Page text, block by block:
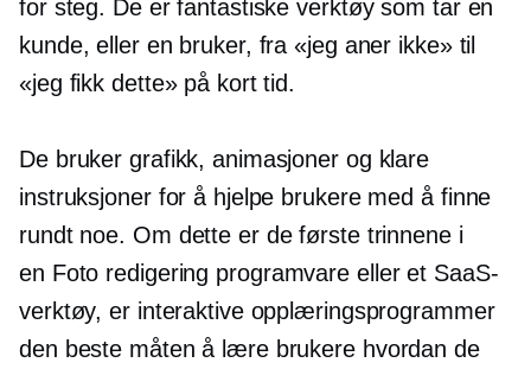
for steg. De er fantastiske verktøy som tar en
kunde, eller en bruker, fra «jeg aner ikke» til
«jeg fikk dette» på kort tid.
De bruker grafikk, animasjoner og klare
instruksjoner for å hjelpe brukere med å finne
rundt noe. Om dette er de første trinnene i
en Foto redigering programvare eller et SaaS-
verktøy, er interaktive opplæringsprogrammer
den beste måten å lære brukere hvordan de